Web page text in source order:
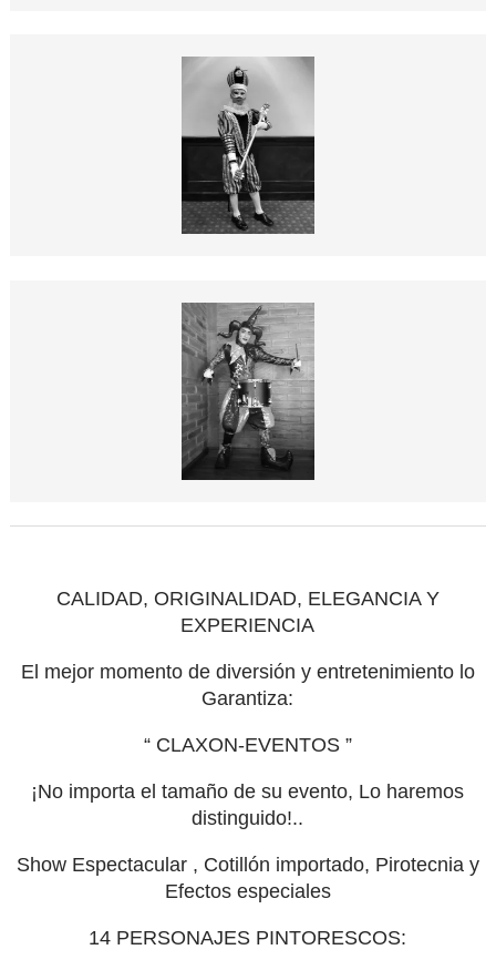
CALIDAD, ORIGINALIDAD, ELEGANCIA Y
EXPERIENCIA
El mejor momento de diversión y entretenimiento lo
Garantiza:
“ CLAXON-EVENTOS ”
¡No importa el tamaño de su evento, Lo haremos
distinguido!..
Show Espectacular , Cotillón importado, Pirotecnia y
Efectos especiales
14 PERSONAJES PINTORESCOS: